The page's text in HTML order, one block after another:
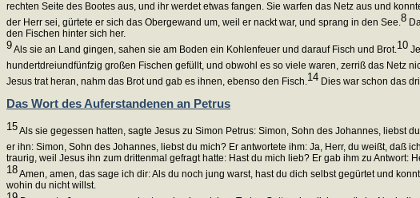
rechten Seite des Bootes aus, und ihr werdet etwas fangen. Sie warfen das Netz aus und
der Herr sei, gürtete er sich das Obergewand um, weil er nackt war, und sprang in den See.8
den Fischen hinter sich her.
9Als sie an Land gingen, sahen sie am Boden ein Kohlenfeuer und darauf Fisch und Brot.10
hundertdreiundfünfzig großen Fischen gefüllt, und obwohl es so viele waren, zerriß das Netz
Jesus trat heran, nahm das Brot und gab es ihnen, ebenso den Fisch.14 Dies war schon das
Das Wort des Auferstandenen an Petrus
15Als sie gegessen hatten, sagte Jesus zu Simon Petrus: Simon, Sohn des Johannes, liebst
er ihn: Simon, Sohn des Johannes, liebst du mich? Er antwortete ihm: Ja, Herr, du weißt, daß
traurig, weil Jesus ihn zum drittenmal gefragt hatte: Hast du mich lieb? Er gab ihm zu
18Amen, amen, das sage ich dir: Als du noch jung warst, hast du dich selbst gegürtet und
wohin du nicht willst.